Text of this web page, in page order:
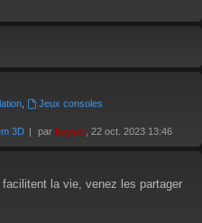
,
Jeux consoles
3D par keyser , 22 oct. 2023 13:46
la vie, venez les partager